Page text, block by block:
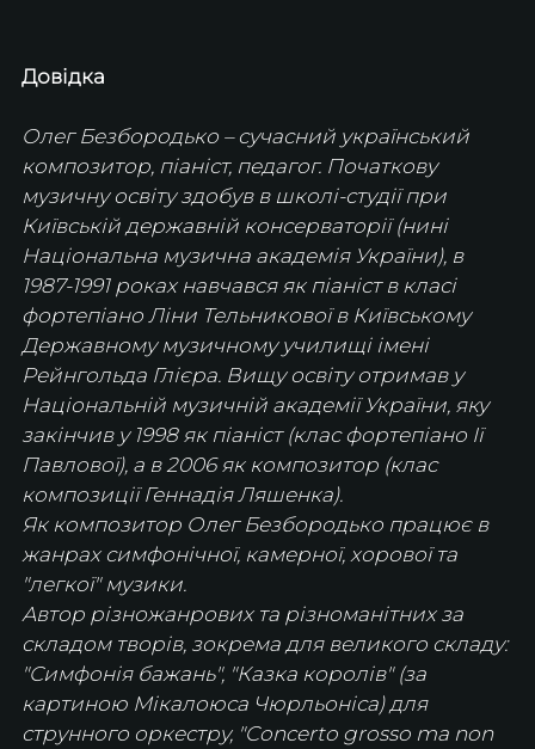
Довідка
Олег Безбородько – сучасний український
композитор, піаніст, педагог. Початкову
музичну освіту здобув в школі-студії при
Київській державній консерваторії (нині
Національна музична академія України), в
1987-1991 роках навчався як піаніст в класі
фортепіано Ліни Тельникової в Київському
Державному музичному училищі імені
Рейнгольда Глієра. Вищу освіту отримав у
Національній музичній академії України, яку
закінчив у 1998 як піаніст (клас фортепіано Ії
Павлової), а в 2006 як композитор (клас
композиції Геннадія Ляшенка).
Як композитор Олег Безбородько працює в
жанрах симфонічної, камерної, хорової та
"легкої" музики.
Автор різножанрових та різноманітних за
складом творів, зокрема для великого складу:
"Симфонія бажань", "Казка королів" (за
картиною Мікалоюса Чюрльоніса) для
струнного оркестру, "Concerto grosso ma non